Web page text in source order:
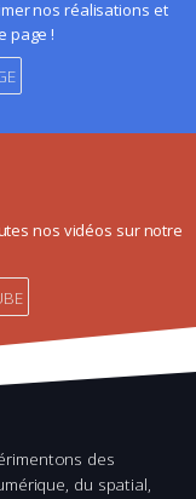
nos réalisations et
page !
nos vidéos sur notre
des
du spatial,